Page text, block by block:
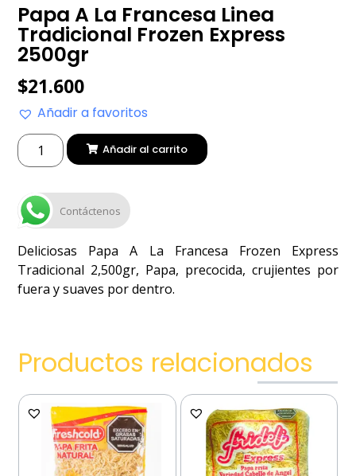
Papa A La Francesa Linea
Tradicional Frozen Express
2500gr
$21.600
Añadir a favoritos
Añadir al carrito
Contáctenos
Deliciosas Papa A La Francesa Frozen Express
Tradicional 2,500gr, Papa, precocida, crujientes por
fuera y suaves por dentro.
Productos relacionados